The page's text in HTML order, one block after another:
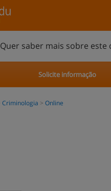
Quer saber mais sobre este
Solicite informação
Criminologia Online